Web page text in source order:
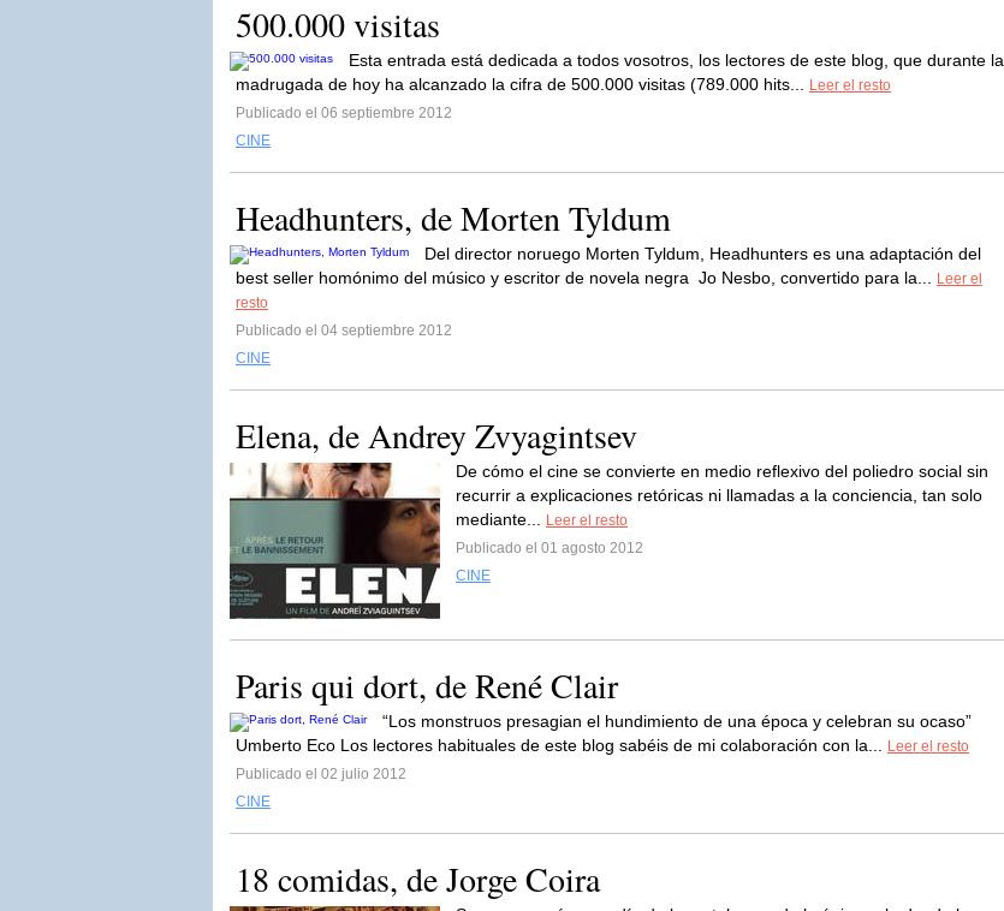
500.000 visitas
Esta entrada está dedicada a todos vosotros, los lectores de este blog, que durante la
madrugada de hoy ha alcanzado la cifra de 500.000 visitas (789.000 hits...
Leer el resto
Publicado el 06 septiembre 2012
CINE
Headhunters, de Morten Tyldum
Del director noruego Morten Tyldum, Headhunters es una adaptación del
best seller homónimo del músico y escritor de novela negra Jo Nesbo, convertido para la...
Leer el
resto
Publicado el 04 septiembre 2012
CINE
Elena, de Andrey Zvyagintsev
De cómo el cine se convierte en medio reflexivo del poliedro social sin
recurrir a explicaciones retóricas ni llamadas a la conciencia, tan solo
mediante...
Leer el resto
Publicado el 01 agosto 2012
CINE
Paris qui dort, de René Clair
“Los monstruos presagian el hundimiento de una época y celebran su ocaso”
Umberto Eco Los lectores habituales de este blog sabéis de mi colaboración con la...
Leer el resto
Publicado el 02 julio 2012
CINE
18 comidas, de Jorge Coira